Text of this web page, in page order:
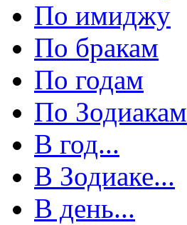
По имиджу
По бракам
По годам
По Зодиакам
В год...
В Зодиаке...
В день...